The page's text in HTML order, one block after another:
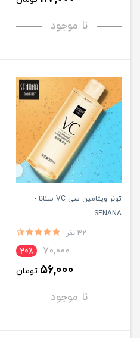
نا موجود
تونر ویتامین سی VC سنانا -
SENANA
32 نفر
70,000 20٪
56,000 تومان
نا موجود